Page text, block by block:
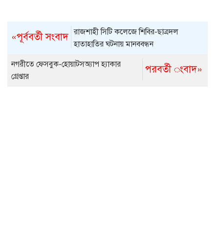
«পূর্ববর্তী সংবাদ রাজশাহী সিটি কলেজে শিবির-ছাত্রদল
হাতাহাতির ঘটনায় মানববন্ধন
পরবর্তী ংবাদ»
নগরীতে ফেসবুক-হোয়াটসঅ্যাপ হ্যাকার
গ্রেপ্তার